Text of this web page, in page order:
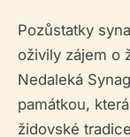
Pozůstatky
oživily zájem o
Nedaleká
památkou,
židovské